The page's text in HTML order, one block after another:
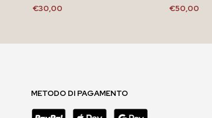
€30,00
€50,00
METODO DI PAGAMENTO